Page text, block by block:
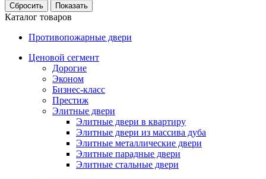
Каталог товаров
Противопожарные двери
Ценовой сегмент
Дорогие
Эконом
Бизнес-класс
Престиж
Элитные двери
Элитные двери в квартиру
Элитные двери из массива дуба
Элитные металлические двери
Элитные парадные двери
Элитные стальные двери